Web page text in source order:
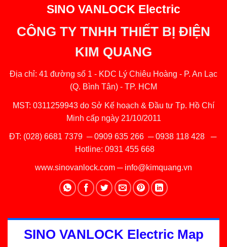
SINO VANLOCK Electric
CÔNG TY TNHH THIẾT BỊ ĐIỆN
KIM QUANG
Địa chỉ: 41 đường số 1 - KDC Lý Chiêu Hoàng - P. An Lạc
(Q. Bình Tân) - TP. HCM
MST: 0311259943 do Sở Kế hoạch & Đầu tư Tp. Hồ Chí
Minh cấp ngày 21/10/2011
ĐT: (028) 6681 7379 ─0909 635 266─0938 118 428─
Hotline: 0931 455 668
www.sinovanlock.com ─ info@kimquang.vn
SINO VANLOCK Electric Map